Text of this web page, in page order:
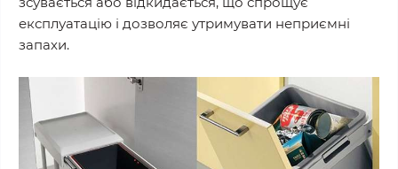
експлуатацію і дозволяє утримувати неприємні
запахи.